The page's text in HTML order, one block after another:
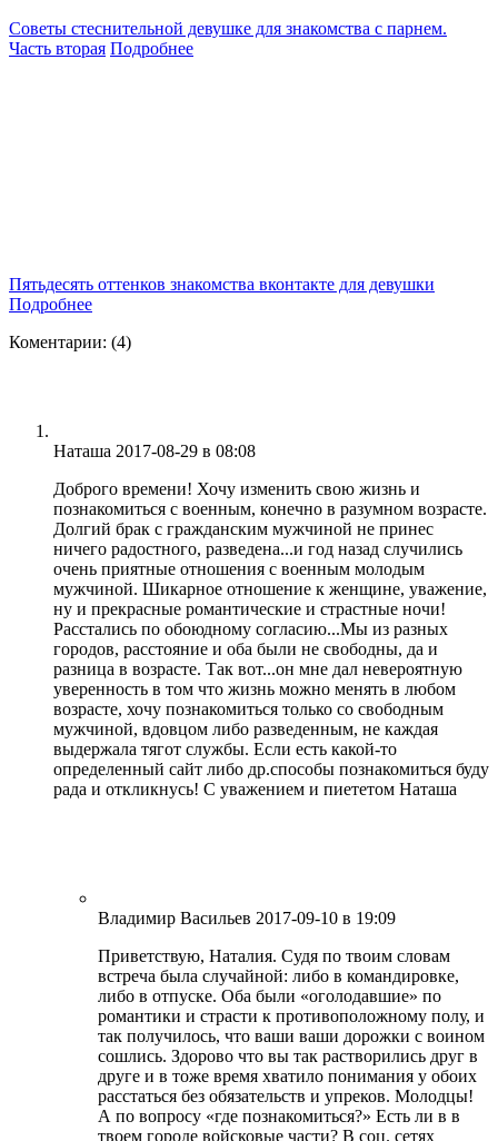
Советы стеснительной девушке для знакомства с парнем.
Часть вторая Подробнее
Пятьдесять оттенков знакомства вконтакте для девушки
Подробнее
Коментарии: (4)
Наташа 2017-08-29 в 08:08
Доброго времени! Хочу изменить свою жизнь и
познакомиться с военным, конечно в разумном возрасте.
Долгий брак с гражданским мужчиной не принес
ничего радостного, разведена...и год назад случились
очень приятные отношения с военным молодым
мужчиной. Шикарное отношение к женщине, уважение,
ну и прекрасные романтические и страстные ночи!
Расстались по обоюдному согласию...Мы из разных
городов, расстояние и оба были не свободны, да и
разница в возрасте. Так вот...он мне дал невероятную
уверенность в том что жизнь можно менять в любом
возрасте, хочу познакомиться только со свободным
мужчиной, вдовцом либо разведенным, не каждая
выдержала тягот службы. Если есть какой-то
определенный сайт либо др.способы познакомиться буду
рада и откликнусь! С уважением и пиететом Наташа
Владимир Васильев 2017-09-10 в 19:09
Приветствую, Наталия. Судя по твоим словам
встреча была случайной: либо в командировке,
либо в отпуске. Оба были «оголодавшие» по
романтики и страсти к противоположному полу, и
так получилось, что ваши ваши дорожки с воином
сошлись. Здорово что вы так растворились друг в
друге и в тоже время хватило понимания у обоих
расстаться без обязательств и упреков. Молодцы!
А по вопросу «где познакомиться?» Есть ли в в
твоем городе войсковые части? В соц. сетях